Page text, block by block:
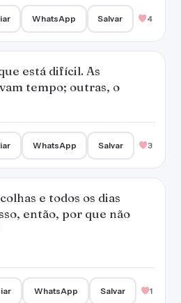
WhatsApp Salvar 4
está difícil. As
tempo; outras, o
WhatsApp Salvar 3
e todos os dias
então, por que não
WhatsApp Salvar 1